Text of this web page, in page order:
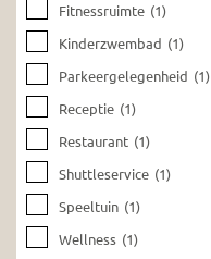
Fitnessruimte (1)
Kinderzwembad (1)
Parkeergelegenheid (1)
Receptie (1)
Restaurant (1)
Shuttleservice (1)
Speeltuin (1)
Wellness (1)